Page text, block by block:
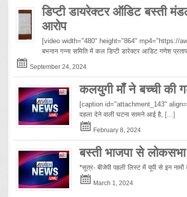
डिप्टी डायरेक्टर ऑडिट बस्ती
आरोप
[video width="480" height="864" mp4="https://
बभनान गन्ना समिति में कल डिप्टी डारेक्टर आडिट गणेश
September 24, 2024
कलयुगी माँ ने बच्ची की
[caption id="attachment_143"
दहला देने वाली घटना सामने आई है, [...]
February 8, 2024
बस्ती भाजपा से लोकसभा
*सूत्र- बीजेपी पहली लिस्ट में यूपी से इन
March 1, 2024